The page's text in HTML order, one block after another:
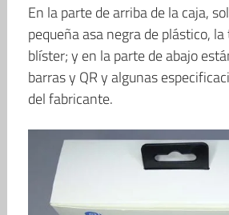
En la parte de arriba de la caja,
pequeña asa negra de plástico,
blíster; y en la parte de abajo
barras y QR y algunas
del fabricante.